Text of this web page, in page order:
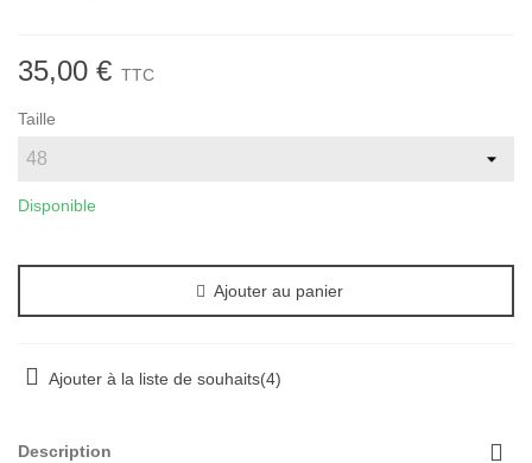
35,00 € TTC
Taille
Disponible
Ajouter au panier
Ajouter à la liste de souhaits(4)
Description